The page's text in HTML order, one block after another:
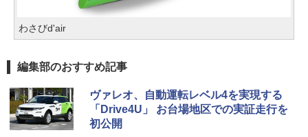
わさびd'air
編集部のおすすめ記事
ヴァレオ、自動運転レベル4を実現する
「Drive4U」 お台場地区での実証走行を
初公開